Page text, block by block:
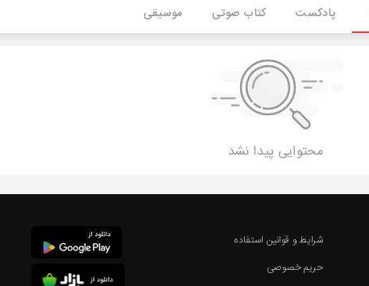
پادکست کتاب صوتی موسیقی
محتوایی پیدا نشد
شرایط و قوانین استفاده
حریم خصوصی